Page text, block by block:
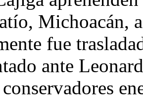
Michoacán,
fue
ante
conservadores